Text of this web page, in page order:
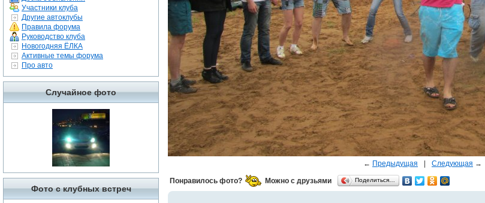
Участники клуба
Другие автоклубы
Правила форума
Руководство клуба
Новогодняя ЁЛКА
Активные темы форума
Про авто
Случайное фото
Фото с клубных встреч
← Предыдущая Следующая →
Понравилось фото? Можно с друзьями Поделиться…